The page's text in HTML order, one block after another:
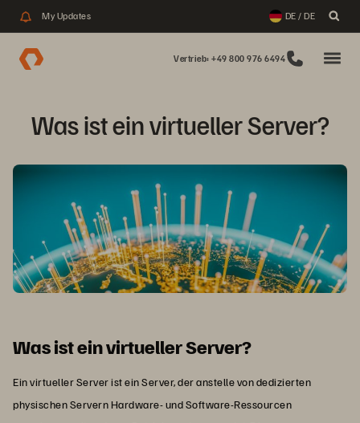
My Updates DE / DE
Vertrieb: +49 800 976 6494
Was ist ein virtueller Server?
Was ist ein virtueller Server?
Ein virtueller Server ist ein Server, der anstelle von dedizierten
physischen Servern Hardware- und Software-Ressourcen